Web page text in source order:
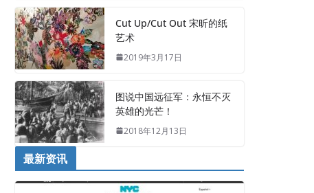
Cut Up/Cut Out 宋昕的纸
艺术
2019年3月17日
图说中国远征军：永恒不灭
英雄的光芒！
2018年12月13日
最新资讯